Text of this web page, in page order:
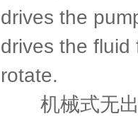
drives the
drives the
rotate.
机械式无出